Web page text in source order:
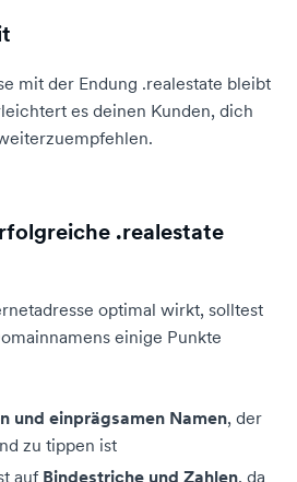
mit der Endung .realestate bleibt
es deinen Kunden, dich
.realestate
optimal wirkt, solltest
einige Punkte
und einprägsamen Namen, der
zu tippen ist
auf Bindestriche und Zahlen, da